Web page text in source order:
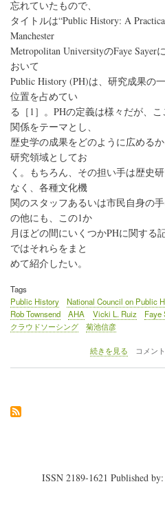
忘れていたもので、
タイトルは“Public History: A
Manchester
Metropolitan UniversityのFaye
おいて
Public History (PH)は、研究成果の
位置を占めてい
る［1］。PHの定義は様々だが、
関係をテーマとし、
歴史学の成果をどのように広める
研究領域としてお
く。もちろん、その担い手は歴史
なく、各種文化機
関のスタッフあるいは市民自身の
の他にも、この1か
月ほどの間にいくつかPHに関する
ではそれらをまと
めて紹介したい。
Tags
Public History
National Council on Public
Rob Townsend
AHA Vicki L. Ruiz Faye
クラウドソーシング
菊池信彦
《連
ビ
続きを見る コメン
ISSN 2189-1621 Published by: